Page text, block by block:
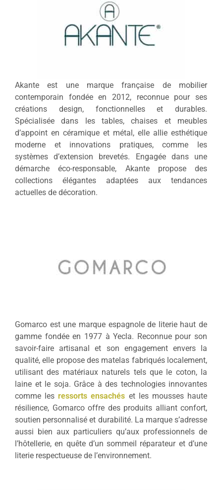
Akante est une marque française de mobilier
contemporain fondée en 2012, reconnue pour ses
créations design, fonctionnelles et durables.
Spécialisée dans les tables, chaises et meubles
d’appoint en céramique et métal, elle allie esthétique
moderne et innovations pratiques, comme les
systèmes d’extension brevetés. Engagée dans une
démarche éco-responsable, Akante propose des
collections élégantes adaptées aux tendances
actuelles de décoration.
Gomarco est une marque espagnole de literie haut de
gamme fondée en 1977 à Yecla. Reconnue pour son
savoir-faire artisanal et son engagement envers la
qualité, elle propose des matelas fabriqués localement,
utilisant des matériaux naturels tels que le coton, la
laine et le soja. Grâce à des technologies innovantes
comme lesressorts ensachés et les mousses haute
résilience, Gomarco offre des produits alliant confort,
soutien personnalisé et durabilité. La marque s’adresse
aussi bien aux particuliers qu’aux professionnels de
l’hôtellerie, en quête d’un sommeil réparateur et d’une
literie respectueuse de l’environnement.